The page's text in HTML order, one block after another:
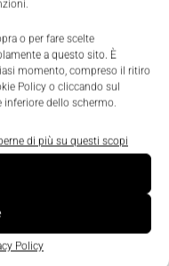
o per fare scelte
a questo sito. È
momento, compreso il ritiro
Policy o cliccando sul
inferiore dello schermo.
di più su questi scopi
Policy